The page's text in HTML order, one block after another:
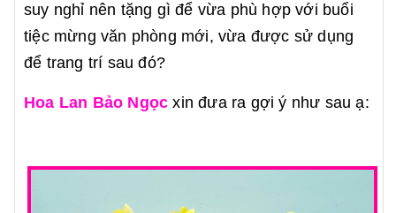
suy nghỉ nên tặng gì để vừa phù hợp với buổi
tiệc mừng văn phòng mới, vừa được sử dụng
để trang trí sau đó?
Hoa Lan Bảo Ngọc xin đưa ra gợi ý như sau ạ: